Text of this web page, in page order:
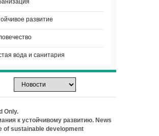
развитие
вода и санитария
Only.
к устойчивому развитию. News
of sustainable development